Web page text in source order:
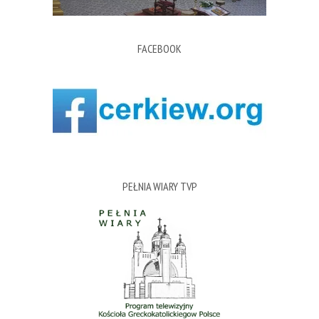
FACEBOOK
PEŁNIA WIARY TVP